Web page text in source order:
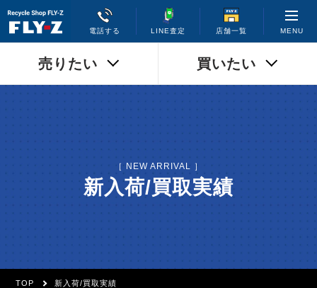
電話する LINE査定 店舗一覧 MENU
売りたい 買いたい
［ NEW ARRIVAL ］
新入荷/買取実績
TOP
新入荷/買取実績